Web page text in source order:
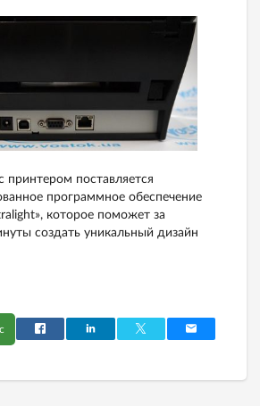
принтером поставляется
программное обеспечение
которое поможет за
создать уникальный дизайн